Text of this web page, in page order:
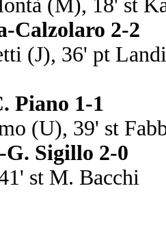
(M), 18' st
Calzolaro 2-2
(J), 36' pt
Piano 1-1
(U), 39' st
G. Sigillo 2-0
st M. Bacchi